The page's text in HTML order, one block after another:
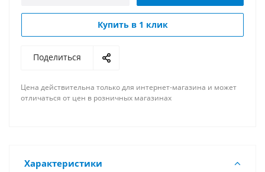
Купить в 1 клик
Поделиться
Цена действительна только для интернет-магазина и может
отличаться от цен в розничных магазинах
Характеристики